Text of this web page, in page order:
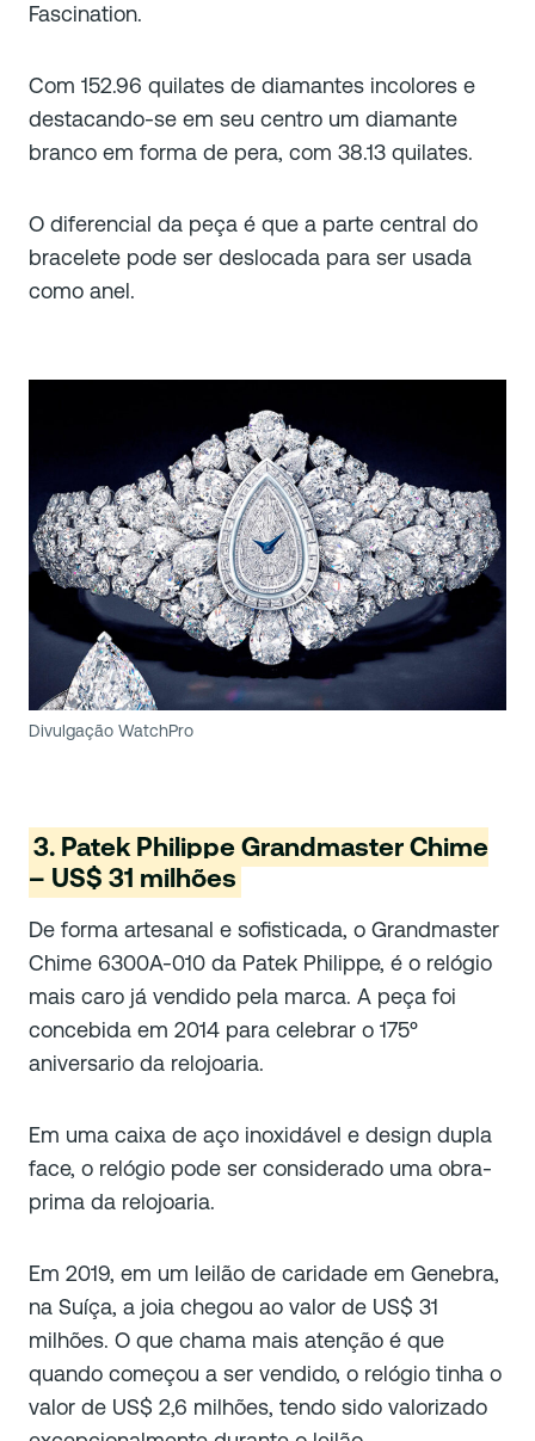
Fascination.
Com 152.96 quilates de diamantes incolores e
destacando-se em seu centro um diamante
branco em forma de pera, com 38.13 quilates.
O diferencial da peça é que a parte central do
bracelete pode ser deslocada para ser usada
como anel.
Divulgação WatchPro
3. Patek Philippe Grandmaster Chime
– US$ 31 milhões
De forma artesanal e sofisticada, o Grandmaster
Chime 6300A-010 da Patek Philippe, é o relógio
mais caro já vendido pela marca. A peça foi
concebida em 2014 para celebrar o 175º
aniversario da relojoaria.
Em uma caixa de aço inoxidável e design dupla
face, o relógio pode ser considerado uma obra-
prima da relojoaria.
Em 2019, em um leilão de caridade em Genebra,
na Suíça, a joia chegou ao valor de US$ 31
milhões. O que chama mais atenção é que
quando começou a ser vendido, o relógio tinha o
valor de US$ 2,6 milhões, tendo sido valorizado